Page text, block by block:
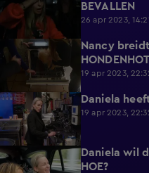
BEVALLEN
26 apr 2023,
Nancy
19 apr 2023,
3:29 Daniela
19 apr 2023,
1:28
Daniela wil
HOE?